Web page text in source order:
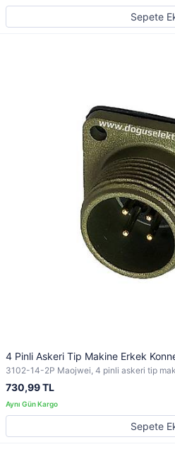
Sepete
4 Pinli Askeri Tip Makine Erkek
3102-14-2P Maojwei, 4 pinli askeri tip
730,99 TL
Sepete